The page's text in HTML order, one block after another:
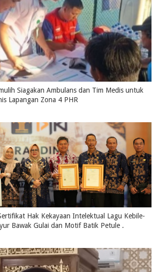
Siagakan Ambulans dan Tim Medis untuk
Lapangan Zona 4 PHR
Hak Kekayaan Intelektual Lagu Kebile-
Bawak Gulai dan Motif Batik Petule .